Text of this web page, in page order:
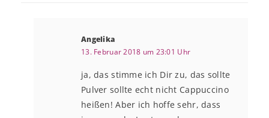
Angelika
13. Februar 2018 um 23:01 Uhr
ja, das stimme ich Dir zu, das sollte
Pulver sollte echt nicht Cappuccino
heißen! Aber ich hoffe sehr, dass